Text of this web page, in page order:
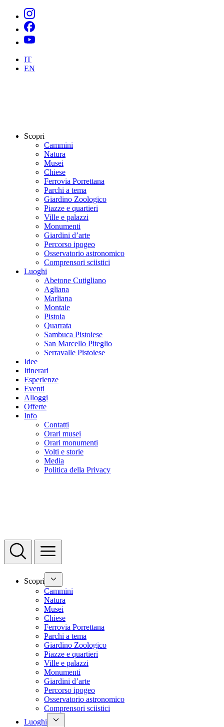
IT
EN
Scopri
Cammini
Natura
Musei
Chiese
Ferrovia Porrettana
Parchi a tema
Giardino Zoologico
Piazze e quartieri
Ville e palazzi
Monumenti
Giardini d’arte
Percorso ipogeo
Osservatorio astronomico
Comprensori sciistici
Luoghi
Abetone Cutigliano
Agliana
Marliana
Montale
Pistoia
Quarrata
Sambuca Pistoiese
San Marcello Piteglio
Serravalle Pistoiese
Idee
Itinerari
Esperienze
Eventi
Alloggi
Offerte
Info
Contatti
Orari musei
Orari monumenti
Volti e storie
Media
Politica della Privacy
Scopri
Cammini
Natura
Musei
Chiese
Ferrovia Porrettana
Parchi a tema
Giardino Zoologico
Piazze e quartieri
Ville e palazzi
Monumenti
Giardini d’arte
Percorso ipogeo
Osservatorio astronomico
Comprensori sciistici
Luoghi